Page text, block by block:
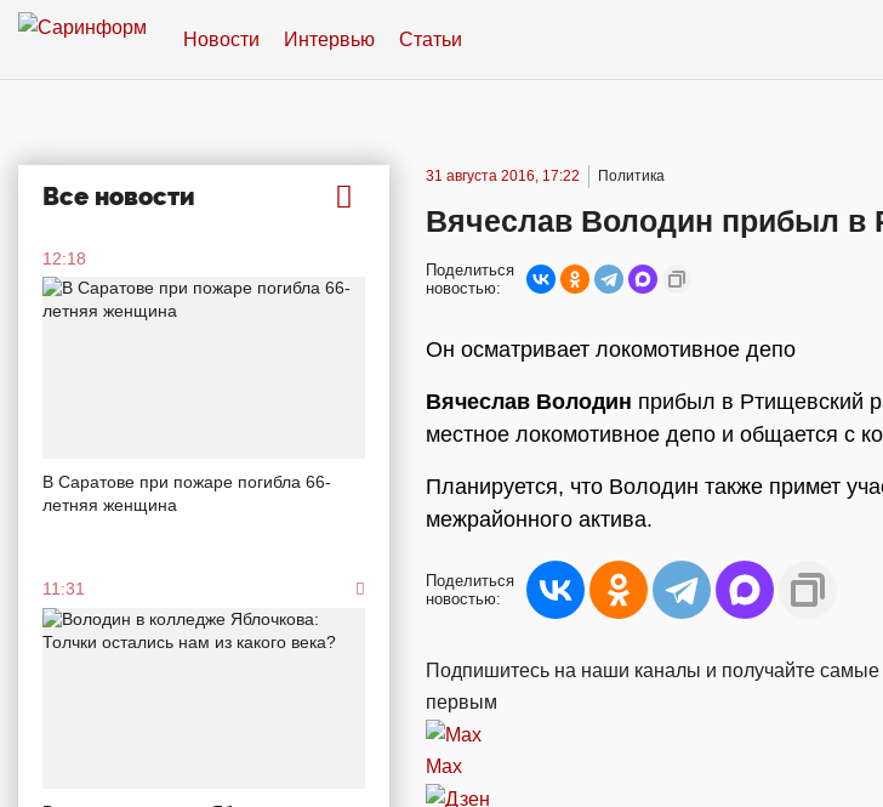
Новости Интервью Статьи
Все новости
12:18
В Саратове при пожаре погибла 66-
летняя женщина
11:31
31 августа 2016, 17:22 Политика
Вячеслав Володин прибыл в
Поделиться
новостью:
Он осматривает локомотивное депо
Вячеслав Володин прибыл в Ртищевский
местное локомотивное депо и общается с
Планируется, что Володин также примет
межрайонного актива.
Поделиться
новостью:
Подпишитесь на наши каналы и получайте
первым
Max